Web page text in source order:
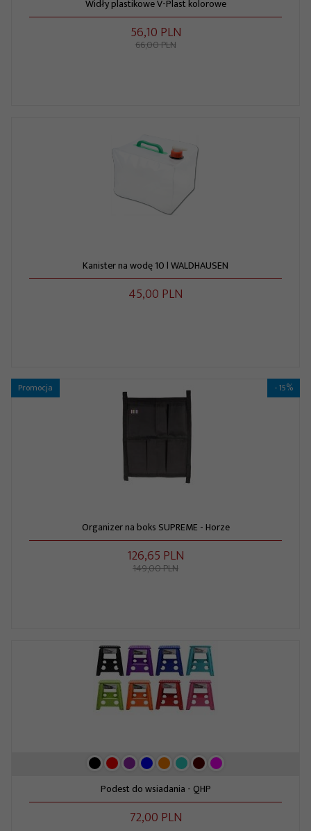
Widły plastikowe V-Plast kolorowe
56,10 PLN
66,00 PLN
Kanister na wodę 10 l WALDHAUSEN
45,00 PLN
Promocja - 15%
Organizer na boks SUPREME - Horze
126,65 PLN
149,00 PLN
Podest do wsiadania - QHP
72,00 PLN